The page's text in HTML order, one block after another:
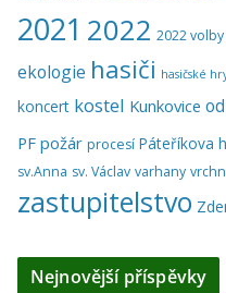
2021 2022 2022 volby
ekologie hasiči hasičské
koncert kostel Kunkovice
PF požár procesí Páteříkova
sv.Anna sv. Václav varhany
zastupitelstvo
Nejnovější příspěvky